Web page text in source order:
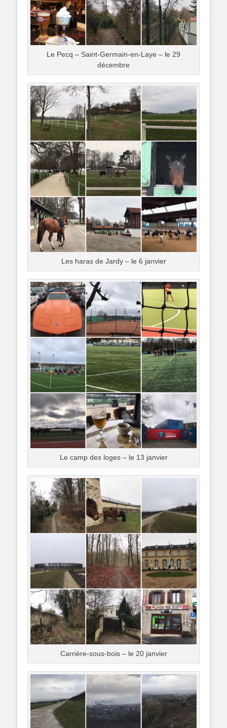
Le Pecq – Saint-Germain-en-Laye – le 29
décembre
Les haras de Jardy – le 6 janvier
Le camp des loges – le 13 janvier
Carrière-sous-bois – le 20 janvier